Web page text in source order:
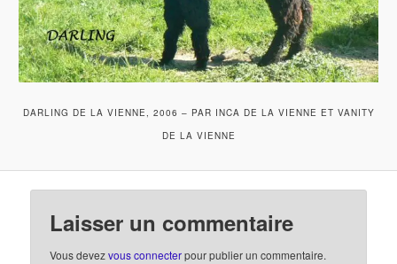
DARLING DE LA VIENNE, 2006 – PAR INCA DE LA VIENNE ET VANITY
DE LA VIENNE
Laisser un commentaire
Vous devezvous connecterpour publier un commentaire.